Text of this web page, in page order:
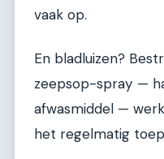
vaak op.
En bladluizen?
zeepsop-spray —
afwasmiddel —
het regelmatig